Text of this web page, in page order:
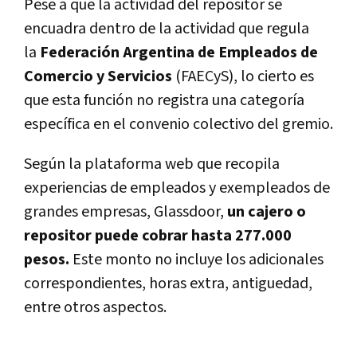
Pese a que la actividad del repositor se
encuadra dentro de la actividad que regula
la Federación Argentina de Empleados de
Comercio y Servicios (FAECyS), lo cierto es
que esta función no registra una categoría
específica en el convenio colectivo del gremio.
Según la plataforma web que recopila
experiencias de empleados y exempleados de
grandes empresas, Glassdoor, un cajero o
repositor puede cobrar hasta 277.000
pesos. Este monto no incluye los adicionales
correspondientes, horas extra, antiguedad,
entre otros aspectos.